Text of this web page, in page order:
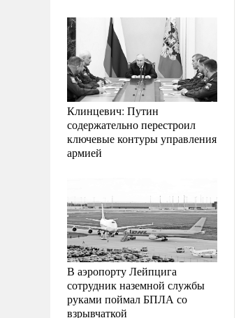
Клинцевич: Путин
содержательно перестроил
ключевые контуры управления
армией
В аэропорту Лейпцига
сотрудник наземной службы
руками поймал БПЛА со
взрывчаткой